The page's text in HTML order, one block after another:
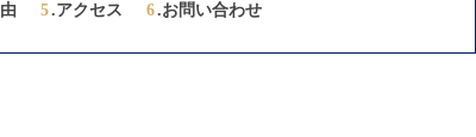
5.アクセス 6.お問い合わせ